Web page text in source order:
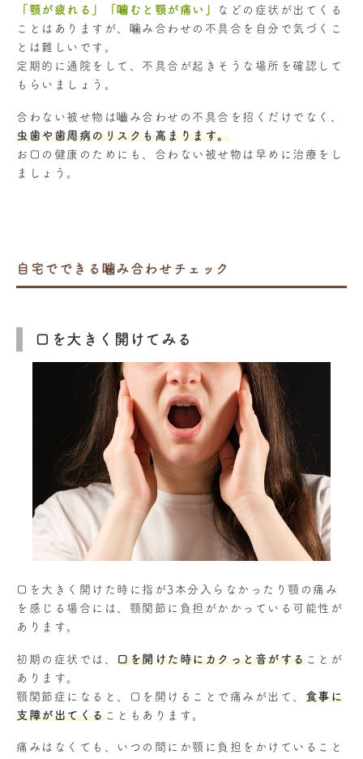
「顎が疲れる」「噛むと顎が痛い」
などの症状が出てくる
ことはありますが、噛み合わせの不具合を自分で気づくこ
とは難しいです。
定期的に通院をして、不具合が起きそうな場所を確認して
もらいましょう。
合わない被せ物は嚙み合わせの不具合を招くだけでなく、
虫歯や歯周病のリスクも高まります。
お口の健康のためにも、合わない被せ物は早めに治療をし
ましょう。
自宅でできる噛み合わせチェック
口を大きく開けてみる
口を大きく開けた時に指が3本分入らなかったり顎の痛み
を感じる場合には、顎関節に負担がかかっている可能性が
あります。
初期の症状では、 口を開けた時にカクっと音がすることが
あります。
顎関節症になると、口を開けることで痛みが出て、 食事に
支障が出てくることもあります。
痛みはなくても、いつの間にか顎に負担をかけていること